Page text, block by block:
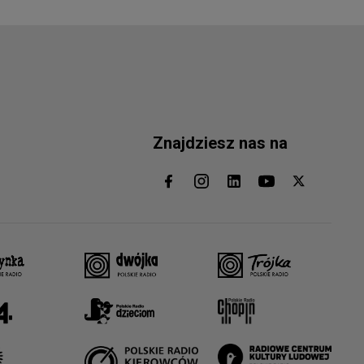
Znajdziesz nas na